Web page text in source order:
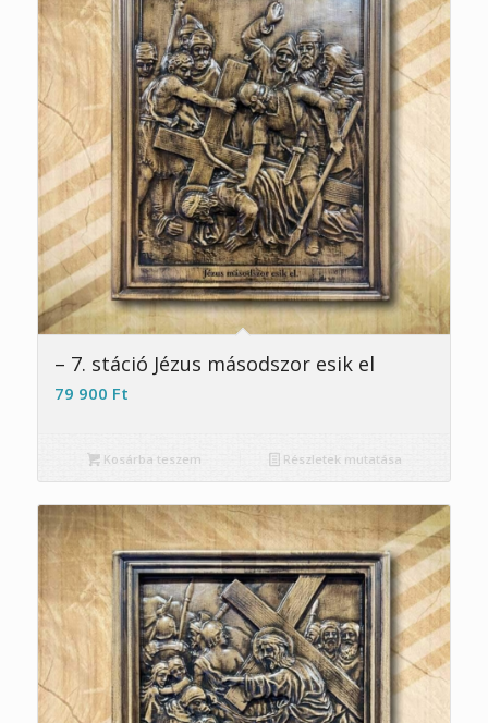
– 7. stáció Jézus másodszor esik el
79 900 Ft
Kosárba teszem Részletek mutatása